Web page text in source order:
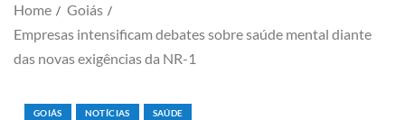
Home
Goiás
Empresas intensificam debates sobre saúde mental diante
das novas exigências da NR-1
GOIÁS NOTÍCIAS SAÚDE